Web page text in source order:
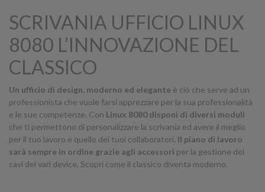
ARMADI
RECEPTION
TAVOLI RIUNIONE
ACCESSORI
SCRIVANIA UFFICIO LINUX
8080 L’INNOVAZIONE DEL
CLASSICO
Un ufficio di design, moderno ed elegante è ciò che serve ad un
professionista che vuole farsi apprezzare per la sua professionalità
e le sue competenze. Con Linux 8080 disponi di diversi moduli
che ti permettono di personalizzare la scrivania ed avere il meglio
per il tuo lavoro e quello dei tuoi collaboratori. Il piano di lavoro
sarà sempre in ordine grazie agli accessori per la gestione dei
cavi dei vari device. Scopri come il classico diventa moderno.